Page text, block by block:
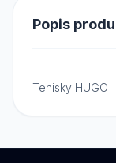
Popis
Tenisky HUGO